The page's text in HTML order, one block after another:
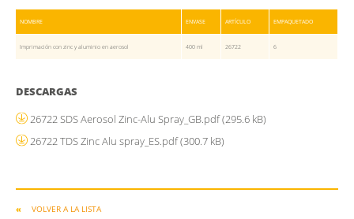
NOMBRE ENVASE ARTÍCULO EMPAQUETADO
Imprimación con zinc y aluminio en aerosol 400 ml 26722 6
DESCARGAS
26722 SDS Aerosol Zinc-Alu Spray_GB.pdf(295.6 kB)
26722 TDS Zinc Alu spray_ES.pdf(300.7 kB)
VOLVER A LA LISTA